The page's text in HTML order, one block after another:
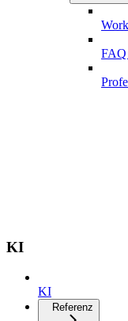
KI
KI
Referenz